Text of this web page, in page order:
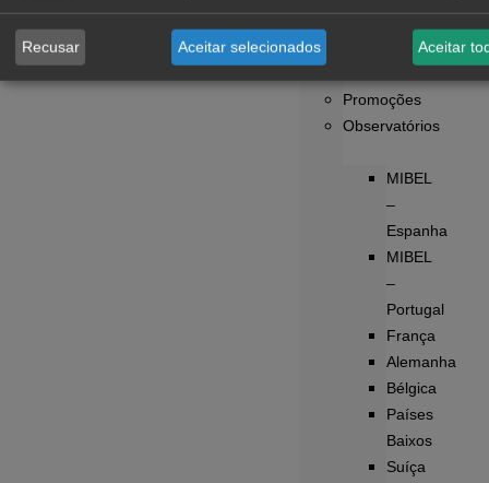
Promoções
Observatórios
MIBEL
–
Espanha
MIBEL
–
Portugal
França
Alemanha
Bélgica
Países
Baixos
Suíça
Recusar Aceitar selecionados Aceitar